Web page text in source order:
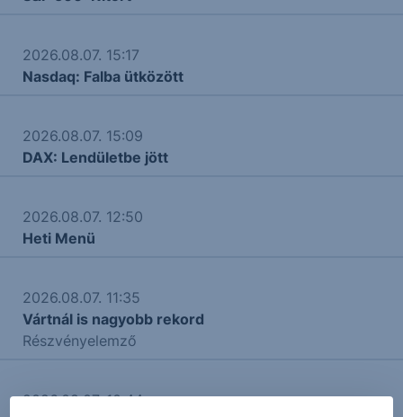
2026.08.07. 15:17
Nasdaq: Falba ütközött
2026.08.07. 15:09
DAX: Lendületbe jött
2026.08.07. 12:50
Heti Menü
2026.08.07. 11:35
Vártnál is nagyobb rekord
Részvényelemző
2026.08.07. 10:44